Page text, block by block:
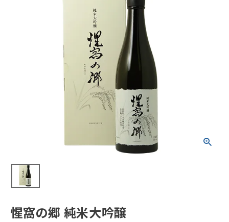
惺窩の郷 純米大吟醸
酒器
ギフト
キーワードから探す
惺窩の郷 純米大吟醸